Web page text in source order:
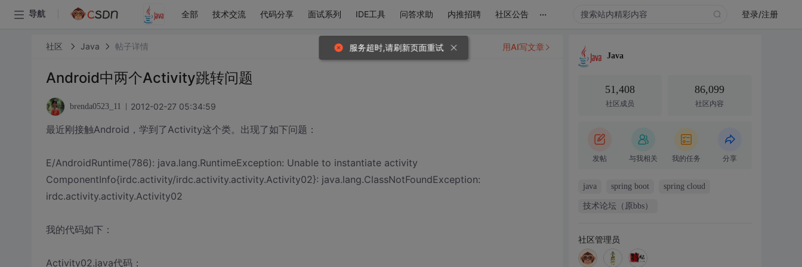
导航 全部 技术交流 代码分享 面试系列 IDE工具 问答求助 内推招聘 社区公告 ... 登录/注册
社区 Java 帖子详情
Android中两个Activity跳转问题
brenda0523_11 2012-02-27 05:34:59
最近刚接触Android，学到了Activity这个类。出现了如下问题：
E/AndroidRuntime(786): java.lang.RuntimeException: Unable to instantiate activity
ComponentInfo{irdc.activity/irdc.activity.activity.Activity02}: java.lang.ClassNotFoundException:
irdc.activity.activity.Activity02
我的代码如下：
Activity02.java代码：
用AI写文章
Java
51,408
社区成员
86,099
社区内容
发帖 与我相关 我的任务 分享
java spring boot spring cloud
技术论坛（原bbs）
社区管理员
服务超时,请刷新页面重试